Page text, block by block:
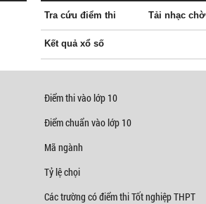
Tra cứu điểm thi Tải nhạc chờ
Kết quả xổ số
Điểm thi vào lớp 10
Điểm chuẩn vào lớp 10
Mã ngành
Tỷ lệ chọi
Các trường có điểm thi Tốt nghiệp THPT